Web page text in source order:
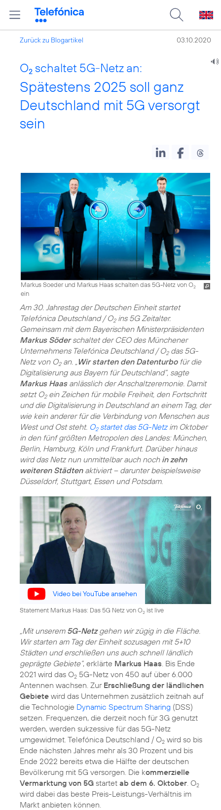
Zurück zu Blogartikel 03.10.2020
O2 schaltet 5G-Netz an:
Spätestens 2025 soll ganz
Deutschland mit 5G versorgt
sein
Markus Soeder und Markus Haas schalten das 5G-Netz von O2
ein
Am 30. Jahrestag der Deutschen Einheit startet
Telefónica Deutschland / O2ins 5G Zeitalter.
Gemeinsam mit dem Bayerischen Ministerpräsidenten
Markus Söderschaltet der CEO des Münchener
Unternehmens Telefónica Deutschland / O2das 5G-
Netz von O2an. „ Wir starten den Datenturbofür die
Digitalisierung aus Bayern für Deutschland“, sagte
Markus Haasanlässlich der Anschaltzeremonie. Damit
setzt O2ein Zeichen für mobile Freiheit, den Fortschritt
und die Digitalisierung in Deutschland an einem Tag, der
wie kein anderer für die Verbindung von Menschen aus
West und Ost steht. O2startet das 5G-Netzim Oktober
in den fünf größten Metropolen des Landes: München,
Berlin, Hamburg, Köln und Frankfurt. Darüber hinaus
wird das Netz nun unmittelbar auch noch in zehn
weiteren Städtenaktiviert – darunter beispielsweise
Düsseldorf, Stuttgart, Essen und Potsdam.
Video bei YouTube ansehen
Statement Markus Haas: Das 5G Netz von O2 ist live
„Mit unserem 5G-Netzgehen wir zügig in die Fläche.
Wir starten am Tag der Einheit sozusagen mit 5+10
Städten und erschließen uns auch schnell ländlich
geprägte Gebiete“, erklärte Markus Haas . Bis Ende
2021 wird das O2 5G-Netz von 450 auf über 6.000
Antennen wachsen. Zur Erschließung der ländlichen
Gebiete wird das Unternehmen zusätzlich zeitnah auf
die Technologie Dynamic Spectrum Sharing (DSS)
setzen. Frequenzen, die derzeit noch für 3G genutzt
werden, werden sukzessive für das 5G-Netz
umgewidmet. Telefónica Deutschland / O2 wird so bis
Ende nächsten Jahres mehr als 30 Prozent und bis
Ende 2022 bereits etwa die Hälfte der deutschen
Bevölkerung mit 5G versorgen. Die kommerzielle
Vermarktung von 5G startet ab dem 6. Oktober . O2
wird dabei das beste Preis-Leistungs-Verhältnis im
Markt anbieten können.